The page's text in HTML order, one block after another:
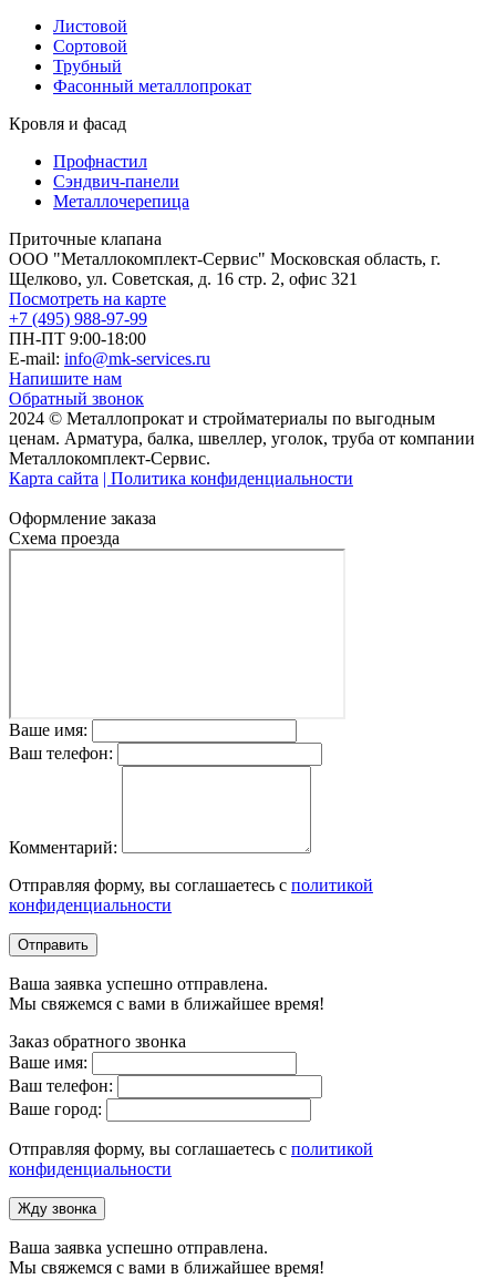
Листовой
Сортовой
Трубный
Фасонный металлопрокат
Кровля и фасад
Профнастил
Сэндвич-панели
Металлочерепица
Приточные клапана
ООО "Металлокомплект-Сервис" Московская область, г.
Щелково, ул. Советская, д. 16 стр. 2, офис 321
Посмотреть на карте
+7 (495) 988-97-99
ПН-ПТ 9:00-18:00
E-mail: info@mk-services.ru
Напишите нам
Обратный звонок
2024 © Металлопрокат и стройматериалы по выгодным
ценам. Арматура, балка, швеллер, уголок, труба от компании
Металлокомплект-Сервис.
Карта сайта | Политика конфиденциальности
Оформление заказа
Схема проезда
Ваше имя:
Ваш телефон:
Комментарий:
Отправляя форму, вы соглашаетесь с политикой
конфиденциальности
Отправить
Ваша заявка успешно отправлена.
Мы свяжемся с вами в ближайшее время!
Заказ обратного звонка
Ваше имя:
Ваш телефон:
Ваше город:
Отправляя форму, вы соглашаетесь с политикой
конфиденциальности
Жду звонка
Ваша заявка успешно отправлена.
Мы свяжемся с вами в ближайшее время!